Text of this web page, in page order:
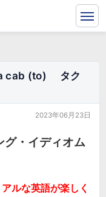
a cab (to) タク
2023年06月23日
グ・イディオム
ルな英語が楽しく